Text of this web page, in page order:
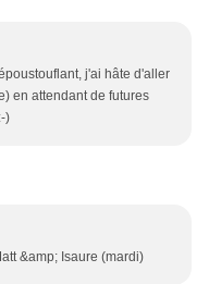
j'ai hâte d'aller
en attendant de futures
)
&amp; Isaure (mardi)